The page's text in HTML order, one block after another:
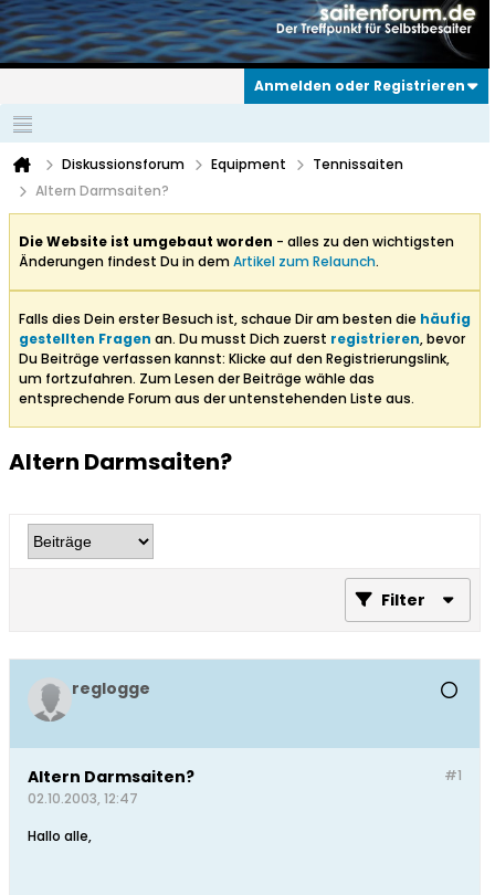
Anmelden oder Registrieren
Diskussionsforum Equipment
Tennissaiten
Altern Darmsaiten?
Die Website ist umgebaut worden - alles zu den wichtigsten
Änderungen findest Du in demArtikel zum Relaunch.
Falls dies Dein erster Besuch ist, schaue Dir am besten die häufig
gestellten Fragen an. Du musst Dich zuerst registrieren, bevor
Du Beiträge verfassen kannst: Klicke auf den Registrierungslink,
um fortzufahren. Zum Lesen der Beiträge wähle das
entsprechende Forum aus der untenstehenden Liste aus.
Altern Darmsaiten?
Filter
reglogge
#1
Altern Darmsaiten?
02.10.2003, 12:47
Hallo alle,